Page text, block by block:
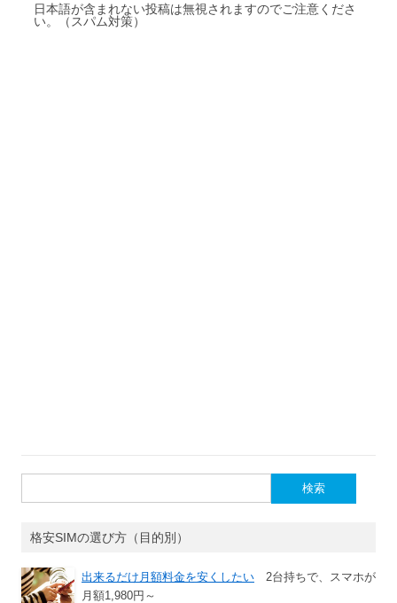
日本語が含まれない投稿は無視されますのでご注意くださ
い。（スパム対策）
索:
格安SIMの選び方（目的別）
出来るだけ月額料金を安くしたい 2台持ちで、スマホが
月額1,980円～